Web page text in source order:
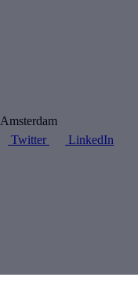
Amsterdam
Twitter LinkedIn